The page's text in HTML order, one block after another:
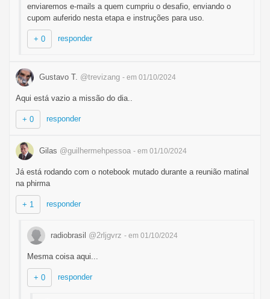
enviaremos e-mails a quem cumpriu o desafio, enviando o
cupom auferido nesta etapa e instruções para uso.
+ 0 responder
Gustavo T. @trevizang - em 01/10/2024
Aqui está vazio a missão do dia..
+ 0 responder
Gilas @guilhermehpessoa - em 01/10/2024
Já está rodando com o notebook mutado durante a reunião matinal
na phirma
+ 1 responder
radiobrasil @2rljgvrz - em 01/10/2024
Mesma coisa aqui...
+ 0 responder